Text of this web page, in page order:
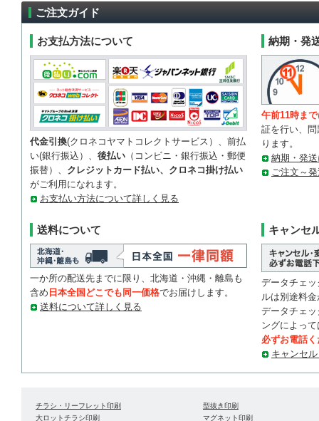
ご注文ガイド
お支払方法について
代金引換(クロネコヤマトコレクトサービス）、前払
い(銀行振込）、 後払い （コンビニ・銀行振込・郵便
振替）、 クレジットカード払い、クロネコ掛け払い
がご利用になれます。
お支払い方法について詳しく見る
送料について
一か所の配送先までに限り、北海道・沖縄・離島も
含め 日本全国どこでも同一価格でお届けします。
送料について詳しく見る
納期・発
午前11時まで
証を行い、
ります。
納期・発
ご注文～
キャンセ
データチェ
ルは別途料
データチェ
ングによっ
必ずお電話
キャンセ
チラシ・リーフレット印刷
大ロットチラシ印刷
型抜き印刷
マグネット印刷